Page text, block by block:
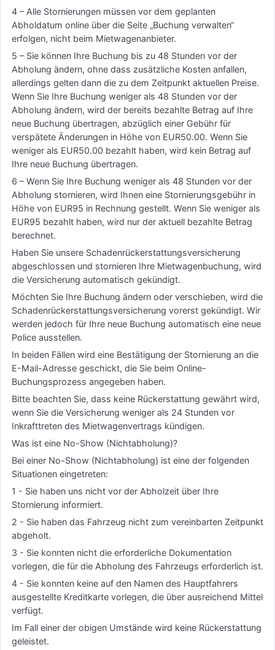
4 – Alle Stornierungen müssen vor dem geplanten
Abholdatum online über die Seite „Buchung verwalten“
erfolgen, nicht beim Mietwagenanbieter.
5 – Sie können Ihre Buchung bis zu 48 Stunden vor der
Abholung ändern, ohne dass zusätzliche Kosten anfallen,
allerdings gelten dann die zu dem Zeitpunkt aktuellen Preise.
Wenn Sie Ihre Buchung weniger als 48 Stunden vor der
Abholung ändern, wird der bereits bezahlte Betrag auf Ihre
neue Buchung übertragen, abzüglich einer Gebühr für
verspätete Änderungen in Höhe von EUR50.00. Wenn Sie
weniger als EUR50.00 bezahlt haben, wird kein Betrag auf
Ihre neue Buchung übertragen.
6 – Wenn Sie Ihre Buchung weniger als 48 Stunden vor der
Abholung stornieren, wird Ihnen eine Stornierungsgebühr in
Höhe von EUR95 in Rechnung gestellt. Wenn Sie weniger als
EUR95 bezahlt haben, wird nur der aktuell bezahlte Betrag
berechnet.
Haben Sie unsere Schadenrückerstattungsversicherung
abgeschlossen und stornieren Ihre Mietwagenbuchung, wird
die Versicherung automatisch gekündigt.
Möchten Sie Ihre Buchung ändern oder verschieben, wird die
Schadenrückerstattungsversicherung vorerst gekündigt. Wir
werden jedoch für Ihre neue Buchung automatisch eine neue
Police ausstellen.
In beiden Fällen wird eine Bestätigung der Stornierung an die
E-Mail-Adresse geschickt, die Sie beim Online-
Buchungsprozess angegeben haben.
Bitte beachten Sie, dass keine Rückerstattung gewährt wird,
wenn Sie die Versicherung weniger als 24 Stunden vor
Inkrafttreten des Mietwagenvertrags kündigen.
Was ist eine No-Show (Nichtabholung)?
Bei einer No-Show (Nichtabholung) ist eine der folgenden
Situationen eingetreten:
1 - Sie haben uns nicht vor der Abholzeit über Ihre
Stornierung informiert.
2 - Sie haben das Fahrzeug nicht zum vereinbarten Zeitpunkt
abgeholt.
3 - Sie konnten nicht die erforderliche Dokumentation
vorlegen, die für die Abholung des Fahrzeugs erforderlich ist.
4 - Sie konnten keine auf den Namen des Hauptfahrers
ausgestellte Kreditkarte vorlegen, die über ausreichend Mittel
verfügt.
Im Fall einer der obigen Umstände wird keine Rückerstattung
geleistet.